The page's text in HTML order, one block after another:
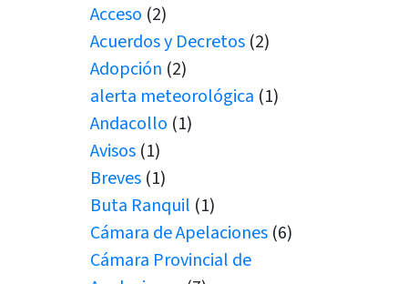
Acceso (2)
Acuerdos y Decretos (2)
Adopción (2)
alerta meteorológica (1)
Andacollo (1)
Avisos (1)
Breves (1)
Buta Ranquil (1)
Cámara de Apelaciones (6)
Cámara Provincial de